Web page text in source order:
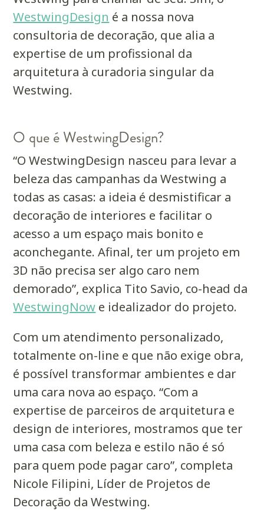
WestwingDesign é a nossa nova
consultoria de decoração, que alia a
expertise de um profissional da
arquitetura à curadoria singular da
Westwing.
O que é WestwingDesign?
“O WestwingDesign nasceu para levar a
beleza das campanhas da Westwing a
todas as casas: a ideia é desmistificar a
decoração de interiores e facilitar o
acesso a um espaço mais bonito e
aconchegante. Afinal, ter um projeto em
3D não precisa ser algo caro nem
demorado”, explica Tito Savio, co-head da
WestwingNow e idealizador do projeto.
Com um atendimento personalizado,
totalmente on-line e que não exige obra,
é possível transformar ambientes e dar
uma cara nova ao espaço. “Com a
expertise de parceiros de arquitetura e
design de interiores, mostramos que ter
uma casa com beleza e estilo não é só
para quem pode pagar caro”, completa
Nicole Filipini, Líder de Projetos de
Decoração da Westwing.